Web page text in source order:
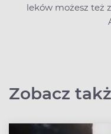
leków możesz też
Zobacz